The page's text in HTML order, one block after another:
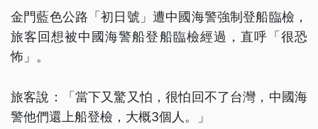
金門藍色公路「初日號」遭中國海警強制登船臨檢，
旅客回想被中國海警船登船臨檢經過，直呼「很恐
怖」。
旅客說：「當下又驚又怕，很怕回不了台灣，中國海
警他們還上船登檢，大概3個人。」